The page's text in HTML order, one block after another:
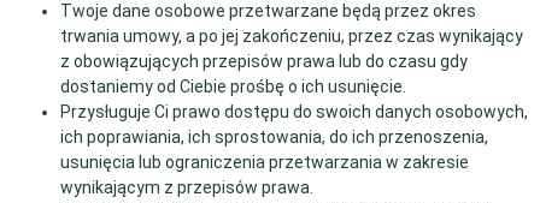
Twoje dane osobowe przetwarzane będą przez okres
trwania umowy, a po jej zakończeniu, przez czas wynikający
z obowiązujących przepisów prawa lub do czasu gdy
dostaniemy od Ciebie prośbę o ich usunięcie.
Przysługuje Ci prawo dostępu do swoich danych osobowych,
ich poprawiania, ich sprostowania, do ich przenoszenia,
usunięcia lub ograniczenia przetwarzania w zakresie
wynikającym z przepisów prawa.